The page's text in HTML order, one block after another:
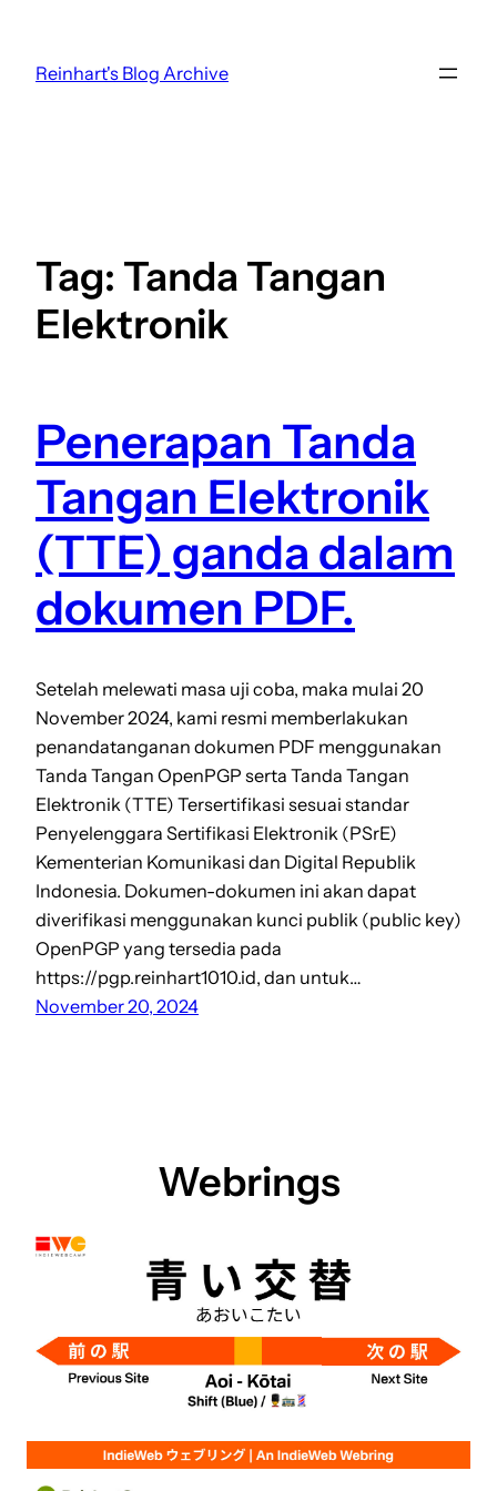
content
Reinhart's Blog Archive
Tag: Tanda Tangan
Elektronik
Penerapan Tanda
Tangan Elektronik
(TTE) ganda dalam
dokumen PDF.
Setelah melewati masa uji coba, maka mulai 20
November 2024, kami resmi memberlakukan
penandatanganan dokumen PDF menggunakan
Tanda Tangan OpenPGP serta Tanda Tangan
Elektronik (TTE) Tersertifikasi sesuai standar
Penyelenggara Sertifikasi Elektronik (PSrE)
Kementerian Komunikasi dan Digital Republik
Indonesia. Dokumen-dokumen ini akan dapat
diverifikasi menggunakan kunci publik (public key)
OpenPGP yang tersedia pada
https://pgp.reinhart1010.id, dan untuk…
November 20, 2024
Webrings